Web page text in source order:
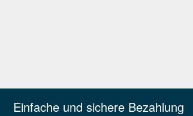
Einfache und sichere Bezahlung